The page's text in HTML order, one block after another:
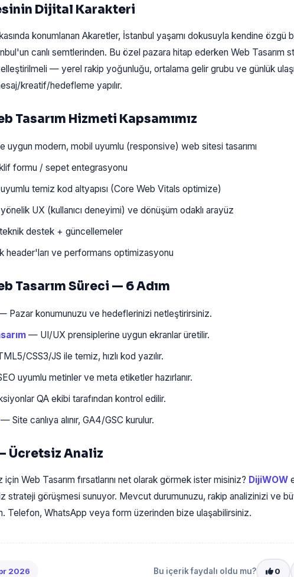
Dijital Karakteri
konumlanan Akaretler, İstanbul yaşamı dokusuyla kendine özgü
canlı semtlerinden. Bu özel pazara hitap ederken Web Tasarım
— yerel rakip yoğunluğu, ortalama gelir grubu ve günlük
kreatif/hedefleme yapılır.
Tasarım Hizmeti Kapsamımız
uygun modern, mobil uyumlu (responsive) web sitesi tasarımı
formu / sepet entegrasyonu
temiz kod altyapısı (Core Web Vitals optimize)
yönelik UX (kullanıcı deneyimi) ve dönüşüm odaklı arayüz
teknik destek + güncellemeler
header'ları ve performans optimizasyonu
Tasarım Süreci — 6 Adım
Pazar konumunuzu ve hedeflerinizi netleştirirsiniz.
— UI/UX prensiplerine uygun ekranlar üretilir.
CSS3/JS ile temiz, hızlı kod yazılır.
uyumlu metinler ve meta etiketler hazırlanır.
QA ekibi tarafından kontrol edilir.
— Site canlıya alınır, GA4/GSC kurulur.
Ücretsiz Analiz
Web Tasarım fırsatlarını net olarak görmek ister misiniz? DijiWOW
strateji görüşmesi sunuyor. Mevcut durumunuzu, rakip analizinizi ve
Telefon, WhatsApp veya form üzerinden bize ulaşabilirsiniz.
2026 Bu içerik faydalı oldu mu? 0